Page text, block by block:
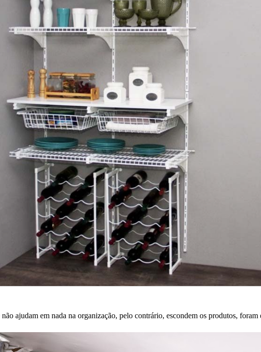
ajudam em nada na organização, pelo contrário, escondem os produtos, foram